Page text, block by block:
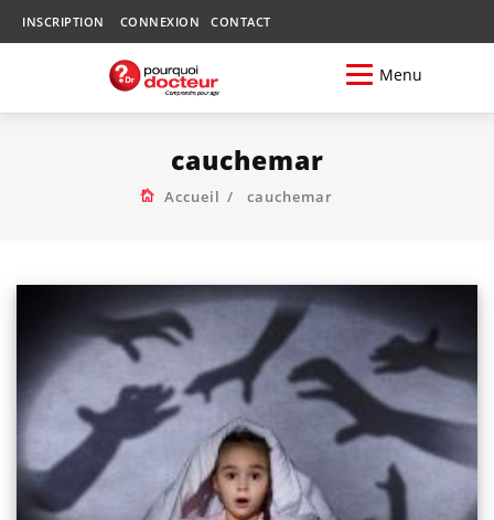
INSCRIPTION CONNEXION CONTACT
Menu
cauchemar
Accueil cauchemar